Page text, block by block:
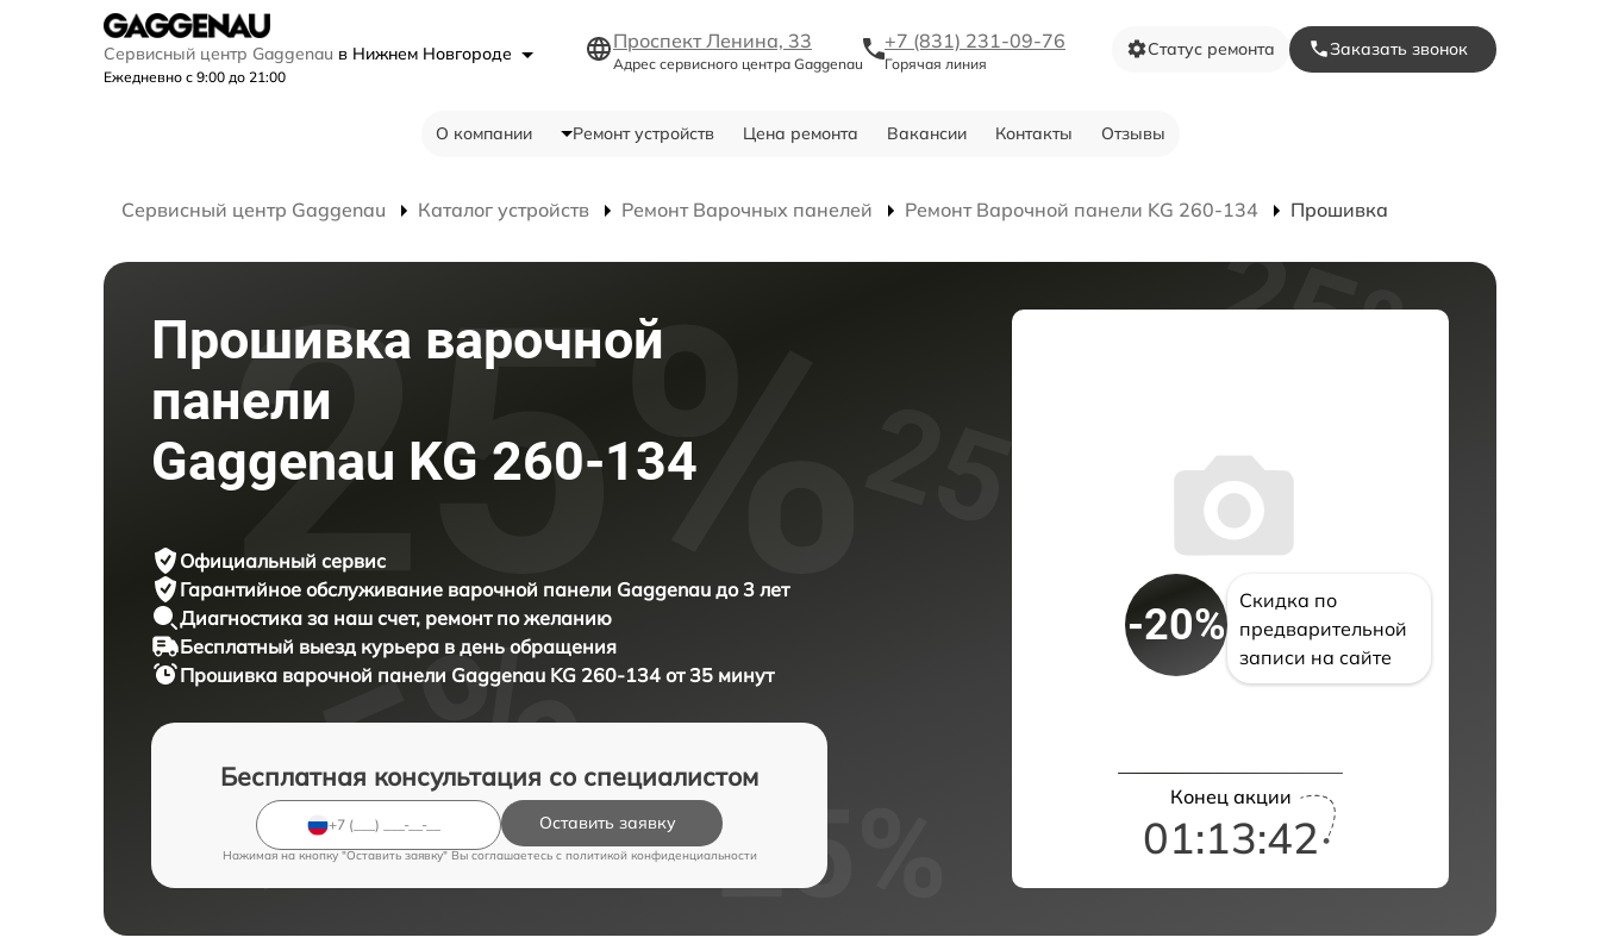
Сервисный центр Gaggenau в Нижнем Новгороде
Ежедневно с 9:00 до 21:00
Проспект Ленина, 33
Адрес сервисного центра Gaggenau
+7 (831) 231-09-76
Горячая линия
Статус ремонта Заказать звонок
О компании Ремонт устройств Цена ремонта Вакансии Контакты Отзывы
Сервисный центр Gaggenau Каталог устройств Ремонт Варочных панелей Ремонт Варочной панели KG 260-134 Прошивка
Прошивка варочной
панели
Gaggenau KG 260-134
Официальный сервис
Гарантийное обслуживание варочной панели Gaggenau до 3 лет
Диагностика за наш счет, ремонт по желанию
Бесплатный выезд курьера в день обращения
Прошивка варочной панели Gaggenau KG 260-134 от 35 минут
Бесплатная консультация со специалистом
Оставить заявку
Нажимая на кнопку "Оставить заявку" Вы соглашаетесь c политикой конфиденциальности
-20%
Скидка по
предварительной
записи на сайте
Конец акции
01:13:41